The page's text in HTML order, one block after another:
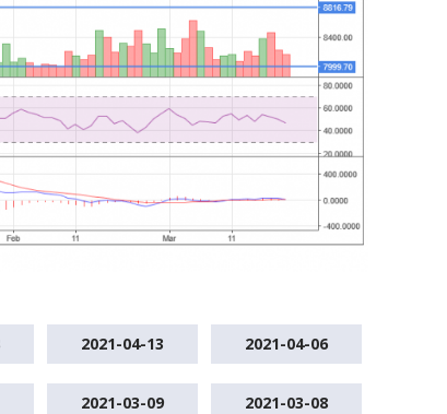
2021-04-13 2021-04-06
2021-03-09 2021-03-08